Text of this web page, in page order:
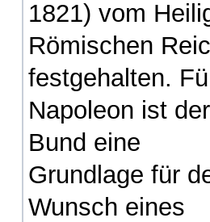
1821) vom
Römischen
festgehalten.
Napoleon ist der
Bund eine
Grundlage für
Wunsch eines